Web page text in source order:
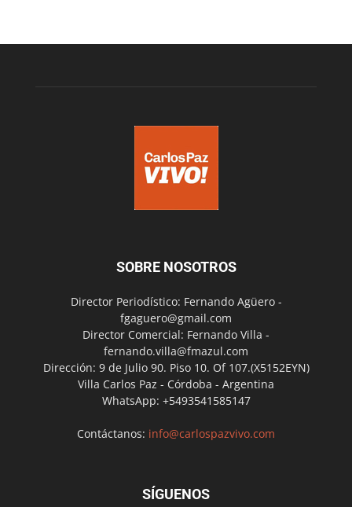
SOBRE NOSOTROS
Director Periodístico: Fernando Agüero -
fgaguero@gmail.com
Director Comercial: Fernando Villa -
fernando.villa@fmazul.com
Dirección: 9 de Julio 90. Piso 10. Of 107.(X5152EYN)
Villa Carlos Paz - Córdoba - Argentina
WhatsApp: +5493541585147
Contáctanos: info@carlospazvivo.com
SÍGUENOS